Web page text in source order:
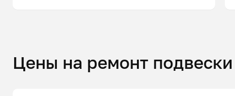
Цены на ремонт подвески